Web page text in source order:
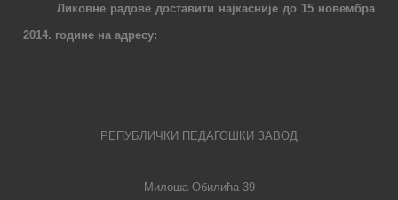
Ликовне радове доставити најкасније до 15 новембра
2014. године на адресу:
РЕПУБЛИЧКИ ПЕДАГОШКИ ЗАВОД
Милоша Обилића 39